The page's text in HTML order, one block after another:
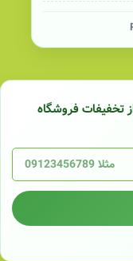
تخفیفات فروشگاه